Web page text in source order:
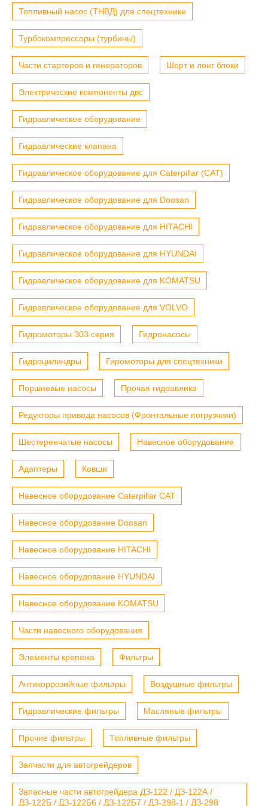
Топливный насос (ТНВД) для спецтехники
Турбокомпрессоры (турбины)
Части стартеров и генераторов Шорт и лонг блоки
Электрические компоненты двс
Гидравлическое оборудование
Гидравлические клапана
Гидравлическое оборудование для Caterpillar (CAT)
Гидравлическое оборудование для Doosan
Гидравлическое оборудование для HITACHI
Гидравлическое оборудование для HYUNDAI
Гидравлическое оборудование для KOMATSU
Гидравлическое оборудование для VOLVO
Гидромоторы 303 серия Гидронасосы
Гидроцилиндры Гиромоторы для спецтехники
Поршневые насосы Прочая гидравлика
Редукторы привода насосов (Фронтальные погрузчики)
Шестеренчатые насосы Навесное оборудование
Адаптеры Ковши
Навесное оборудование Caterpillar CAT
Навесное оборудование Doosan
Навесное оборудование HITACHI
Навесное оборудование HYUNDAI
Навесное оборудование KOMATSU
Части навесного оборудования
Элементы крепежа Фильтры
Антикоррозийные фильтры Воздушные фильтры
Гидравлические фильтры Масляные фильтры
Прочие фильтры Топливные фильтры
Запчасти для автогрейдеров
Запасные части автогрейдера ДЗ-122 / ДЗ-122А /
ДЗ-122Б / ДЗ-122Б6 / ДЗ-122Б7 / ДЗ-298-1 / ДЗ-298